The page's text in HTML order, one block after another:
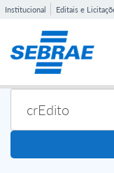
Institucional Editais e